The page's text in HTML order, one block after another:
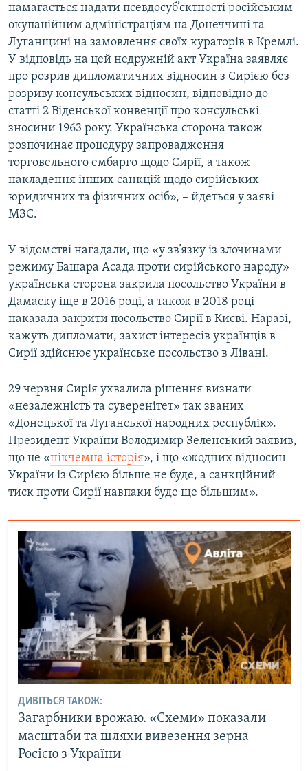
намагається надати псевдосуб’єктності російським
окупаційним адміністраціям на Донеччині та
Луганщині на замовлення своїх кураторів в Кремлі.
У відповідь на цей недружній акт Україна заявляє
про розрив дипломатичних відносин з Сирією без
розриву консульських відносин, відповідно до
статті 2 Віденської конвенції про консульські
зносини 1963 року. Українська сторона також
розпочинає процедуру запровадження
торговельного ембарго щодо Сирії, а також
накладення інших санкцій щодо сирійських
юридичних та фізичних осіб», – йдеться у заяві
МЗС.
У відомстві нагадали, що «у зв’язку із злочинами
режиму Башара Асада проти сирійського народу»
українська сторона закрила посольство України в
Дамаску іще в 2016 році, а також в 2018 році
наказала закрити посольство Сирії в Києві. Наразі,
кажуть дипломати, захист інтересів українців в
Сирії здійснює українське посольство в Лівані.
29 червня Сирія ухвалила рішення визнати
«незалежність та суверенітет» так званих
«Донецької та Луганської народних республік».
Президент України Володимир Зеленський заявив,
що це «нікчемна історія», і що «жодних відносин
України із Сирією більше не буде, а санкційний
тиск проти Сирії навпаки буде ще більшим».
ДИВІТЬСЯ ТАКОЖ:
Загарбники врожаю. «Схеми» показали
масштаби та шляхи вивезення зерна
Росією з України